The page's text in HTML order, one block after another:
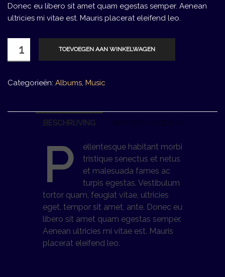
Donec eu libero sit amet quam egestas semper. Aenean
ultricies mi vitae est. Mauris placerat eleifend leo.
Album
aantal
TOEVOEGEN AAN WINKELWAGEN
Categorieën: Albums, Music
BESCHRIJVING
P
ellentesque habitant morbi
tristique senectus et netus
et malesuada fames ac
turpis egestas. Vestibulum
tortor quam, feugiat vitae, ultricies
eget, tempor sit amet, ante. Donec eu
libero sit amet quam egestas semper.
Aenean ultricies mi vitae est. Mauris
placerat eleifend leo.